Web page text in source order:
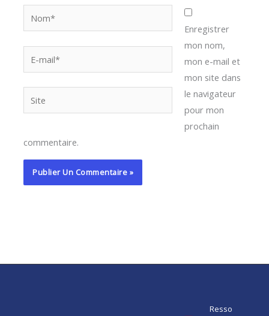
mail*
Enregistrer
mon nom,
mon e-mail et
mon site dans
le navigateur
pour mon
prochain
commentaire.
Resso